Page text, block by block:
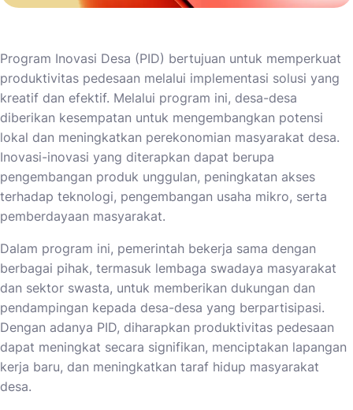
Program Inovasi Desa (PID) bertujuan untuk memperkuat
produktivitas pedesaan melalui implementasi solusi yang
kreatif dan efektif. Melalui program ini, desa-desa
diberikan kesempatan untuk mengembangkan potensi
lokal dan meningkatkan perekonomian masyarakat desa.
Inovasi-inovasi yang diterapkan dapat berupa
pengembangan produk unggulan, peningkatan akses
terhadap teknologi, pengembangan usaha mikro, serta
pemberdayaan masyarakat.
Dalam program ini, pemerintah bekerja sama dengan
berbagai pihak, termasuk lembaga swadaya masyarakat
dan sektor swasta, untuk memberikan dukungan dan
pendampingan kepada desa-desa yang berpartisipasi.
Dengan adanya PID, diharapkan produktivitas pedesaan
dapat meningkat secara signifikan, menciptakan lapangan
kerja baru, dan meningkatkan taraf hidup masyarakat
desa.